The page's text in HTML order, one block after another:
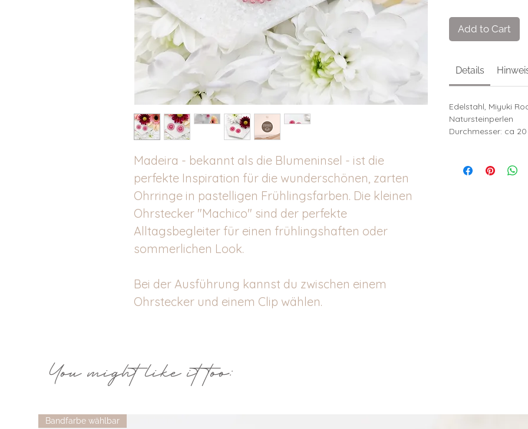
Madeira - bekannt als die Blumeninsel - ist die
perfekte Inspiration für die wunderschönen, zarten
Ohrringe in pastelligen Frühlingsfarben. Die kleinen
Ohrstecker "Machico" sind der perfekte
Alltagsbegleiter für einen frühlingshaften oder
sommerlichen Look.
Bei der Ausführung kannst du zwischen einem
Ohrstecker und einem Clip wählen.
Add to Cart
Details
Edelstahl, Miyuki
Natursteinperlen
Durchmesser: ca
You might like it too:
Bandfarbe wählbar